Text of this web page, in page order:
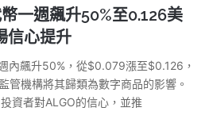
一週飆升50%至0.126美
信心提升
內飆升50%，從$0.079漲至$0.126，
管機構將其歸類為數字商品的影響。
資者對ALGO的信心，並推